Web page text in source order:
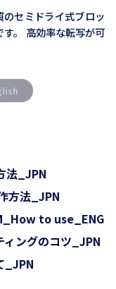
セミドライ式ブロッ
。 高効率な転写が可
法_JPN
方法_JPN
to use_ENG
ィングのコツ_JPN
_JPN